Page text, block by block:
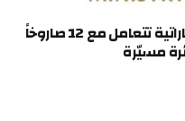
وزارة الدفاع: الدفاعات الجوية الإماراتية تتعامل مع 12 صاروخاً